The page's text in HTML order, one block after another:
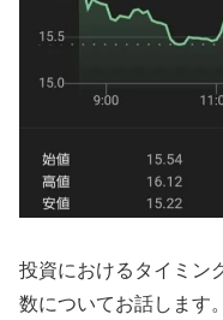
投資におけるタイミン
数についてお話します。